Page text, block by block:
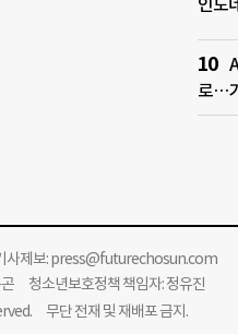
인도
로…
제보:press@futurechosun.com
청소년보호정책 책임자: 정유진
무단 전재 및 재배포 금지.